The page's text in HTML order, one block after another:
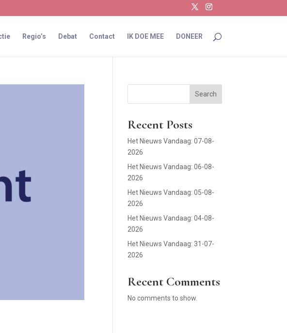
Regio’s Debat Contact IK DOE MEE DONEER
Search
Recent Posts
Het Nieuws Vandaag: 07-08-
2026
Het Nieuws Vandaag: 06-08-
2026
Het Nieuws Vandaag: 05-08-
2026
Het Nieuws Vandaag: 04-08-
2026
Het Nieuws Vandaag: 31-07-
2026
Recent Comments
No comments to show.